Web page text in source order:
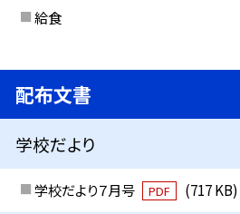
給食
配布文書
学校だより
学校だより７月号 PDF (717 KB)